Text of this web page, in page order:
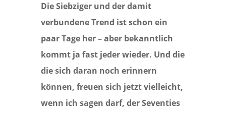
Die Siebziger und der damit
verbundene Trend ist schon ein
paar Tage her – aber bekanntlich
kommt ja fast jeder wieder. Und die
die sich daran noch erinnern
können, freuen sich jetzt vielleicht,
wenn ich sagen darf, der Seventies